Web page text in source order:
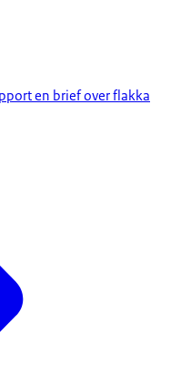
en brief over flakka